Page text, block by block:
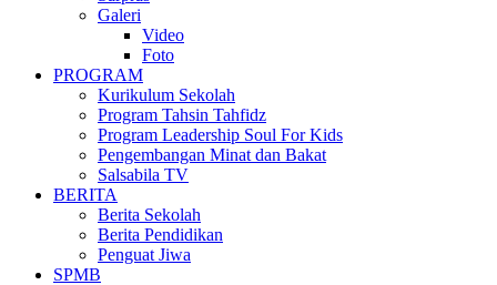
Galeri
Video
Foto
PROGRAM
Kurikulum Sekolah
Program Tahsin Tahfidz
Program Leadership Soul For Kids
Pengembangan Minat dan Bakat
Salsabila TV
BERITA
Berita Sekolah
Berita Pendidikan
Penguat Jiwa
SPMB